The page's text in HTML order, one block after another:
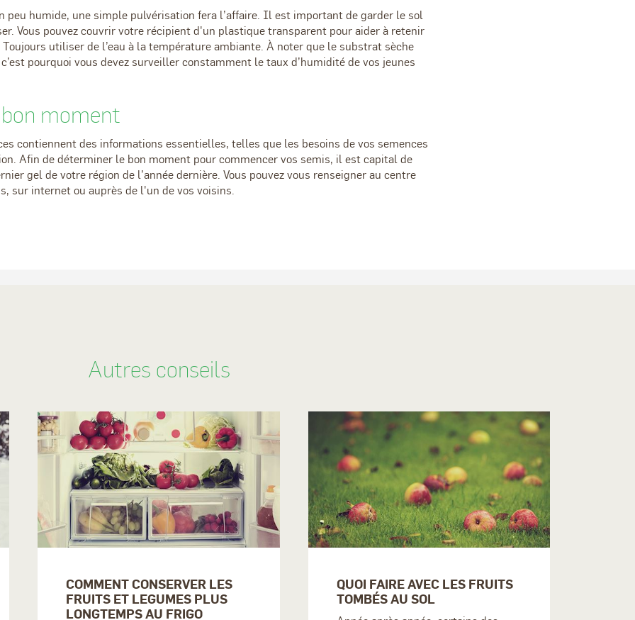
peu humide, une simple pulvérisation fera l’affaire. Il est important de garder le sol
Vous pouvez couvrir votre récipient d'un plastique transparent pour aider à retenir
utiliser de l’eau à la température ambiante. À noter que le substrat sèche
pourquoi vous devez surveiller constamment le taux d’humidité de vos jeunes
moment
contiennent des informations essentielles, telles que les besoins de vos semences
Afin de déterminer le bon moment pour commencer vos semis, il est capital de
gel de votre région de l’année dernière. Vous pouvez vous renseigner au centre
sur internet ou auprès de l'un de vos voisins.
Autres conseils
COMMENT CONSERVER LES
FRUITS ET LEGUMES PLUS
LONGTEMPS AU FRIGO
QUOI FAIRE AVEC LES FRUITS
TOMBÉS AU SOL